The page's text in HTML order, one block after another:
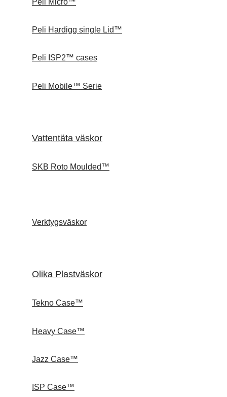
Peli Hardigg single Lid™
Peli ISP2™ cases
Peli Mobile™ Serie
Vattentäta väskor
SKB Roto Moulded™
Verktygsväskor
Olika Plastväskor
Tekno Case™
Heavy Case™
Jazz Case™
ISP Case™